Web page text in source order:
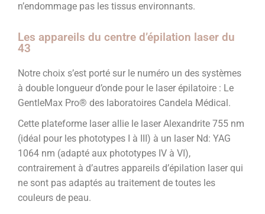
n’endommage pas les tissus environnants.
Les appareils du centre d’épilation laser du
43
Notre choix s’est porté sur le numéro un des systèmes
à double longueur d’onde pour le laser épilatoire : Le
GentleMax Pro® des laboratoires Candela Médical.
Cette plateforme laser allie le laser Alexandrite 755 nm
(idéal pour les phototypes I à III) à un laser Nd: YAG
1064 nm (adapté aux phototypes IV à VI),
contrairement à d’autres appareils d’épilation laser qui
ne sont pas adaptés au traitement de toutes les
couleurs de peau.